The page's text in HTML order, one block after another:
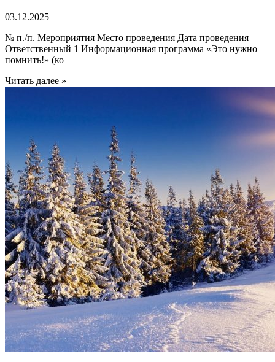
03.12.2025
№ п./п. Мероприятия Место проведения Дата проведения
Ответственный 1 Информационная программа «Это нужно
помнить!» (ко
Читать далее »